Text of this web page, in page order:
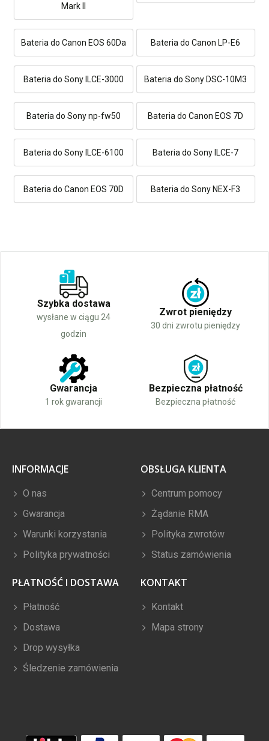
Mark II
Bateria do Canon EOS 60Da Bateria do Canon LP-E6
Bateria do Sony ILCE-3000 Bateria do Sony DSC-10M3
Bateria do Sony np-fw50 Bateria do Canon EOS 7D
Bateria do Sony ILCE-6100 Bateria do Sony ILCE-7
Bateria do Canon EOS 70D Bateria do Sony NEX-F3
Szybka dostawa
wysłane w ciągu 24
godzin
Zwrot pieniędzy
30 dni zwrotu pieniędzy
Gwarancja
1 rok gwarancji
Bezpieczna płatność
Bezpieczna płatność
INFORMACJE
O nas
Gwarancja
Warunki korzystania
Polityka prywatności
OBSŁUGA KLIENTA
Centrum pomocy
Żądanie RMA
Polityka zwrotów
Status zamówienia
PŁATNOŚĆ I DOSTAWA
Płatność
Dostawa
Drop wysyłka
Śledzenie zamówienia
KONTAKT
Kontakt
Mapa strony